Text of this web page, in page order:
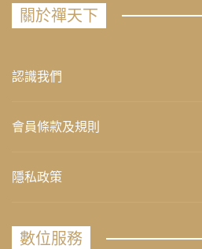
關於禪天下
認識我們
會員條款及規則
隱私政策
數位服務